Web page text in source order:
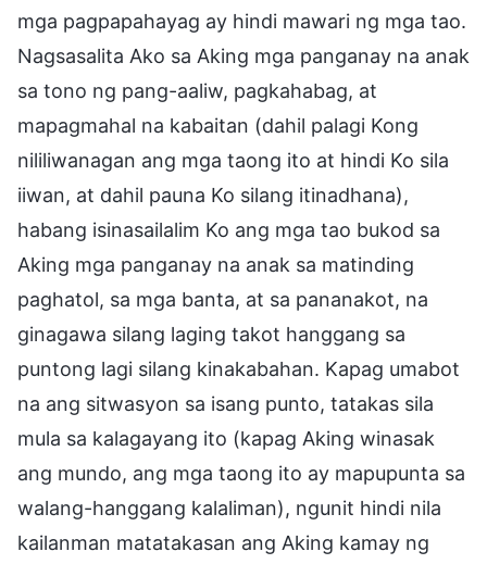
mga pagpapahayag ay hindi mawari ng mga tao.
Nagsasalita Ako sa Aking mga panganay na anak
sa tono ng pang-aaliw, pagkahabag, at
mapagmahal na kabaitan (dahil palagi Kong
nililiwanagan ang mga taong ito at hindi Ko sila
iiwan, at dahil pauna Ko silang itinadhana),
habang isinasailalim Ko ang mga tao bukod sa
Aking mga panganay na anak sa matinding
paghatol, sa mga banta, at sa pananakot, na
ginagawa silang laging takot hanggang sa
puntong lagi silang kinakabahan. Kapag umabot
na ang sitwasyon sa isang punto, tatakas sila
mula sa kalagayang ito (kapag Aking winasak
ang mundo, ang mga taong ito ay mapupunta sa
walang-hanggang kalaliman), ngunit hindi nila
kailanman matatakasan ang Aking kamay ng